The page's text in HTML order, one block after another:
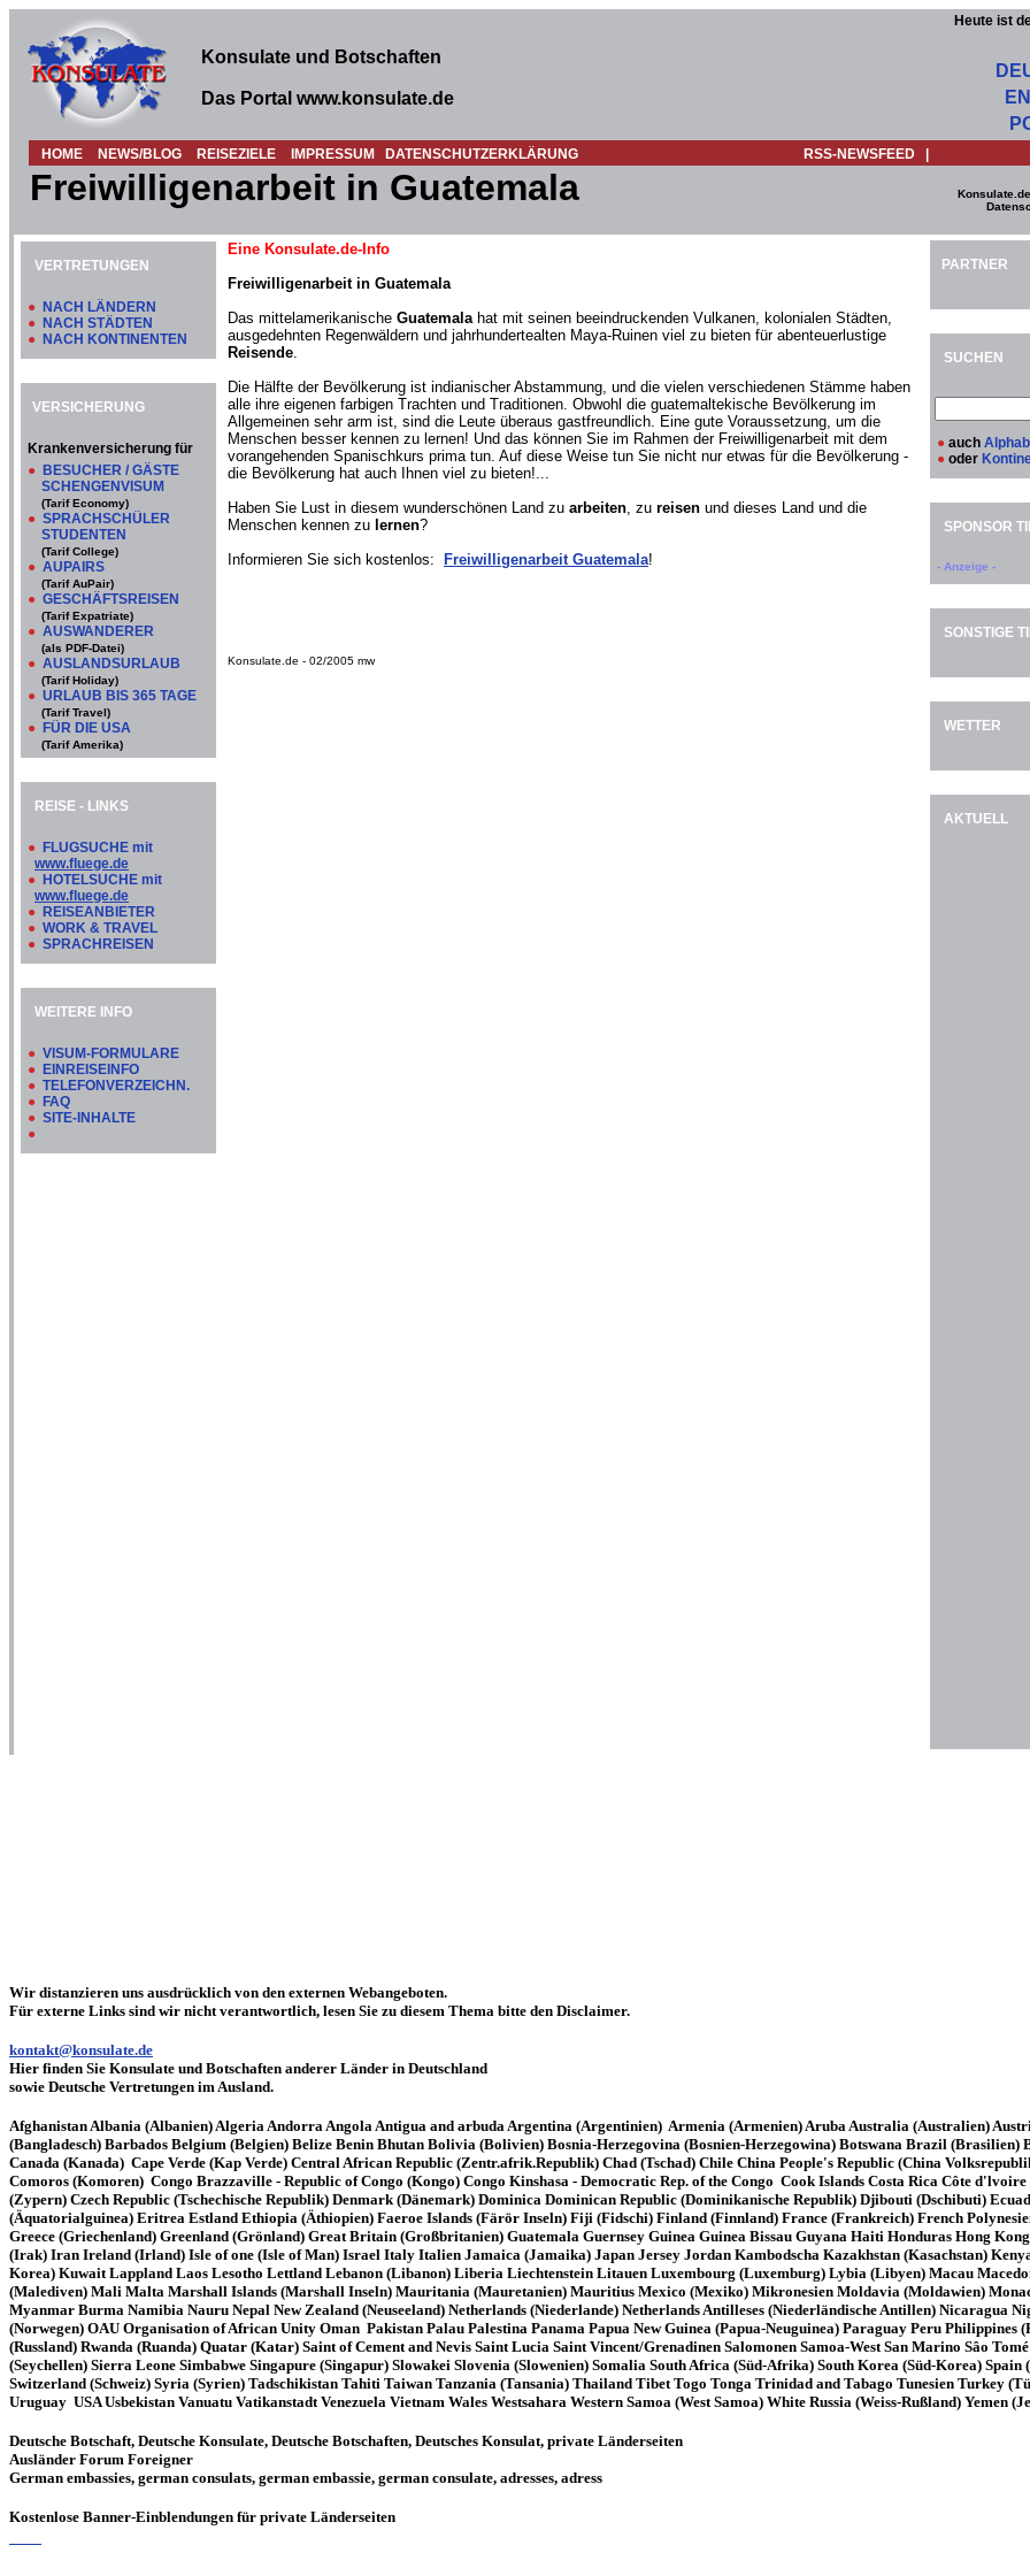
Konsulate und Botschaften
Das Portal www.konsulate.de
Heute ist
HOME NEWS/BLOG REISEZIELE IMPRESSUM DATENSCHUTZERKLÄRUNG RSS-NEWSFEED
Freiwilligenarbeit in Guatemala
VERTRETUNGEN
● NACH LÄNDERN
● NACH STÄDTEN
● NACH KONTINENTEN
VERSICHERUNG
Krankenversicherung für
● BESUCHER / GÄSTE
SCHENGENVISUM
(Tarif Economy)
● SPRACHSCHÜLER
STUDENTEN
(Tarif College)
● AUPAIRS
(Tarif AuPair)
● GESCHÄFTSREISEN
(Tarif Expatriate)
● AUSWANDERER
(als PDF-Datei)
● AUSLANDSURLAUB
(Tarif Holiday)
● URLAUB BIS 365 TAGE
(Tarif Travel)
● FÜR DIE USA
(Tarif Amerika)
REISE - LINKS
● FLUGSUCHE mit
www.fluege.de
● HOTELSUCHE mit
www.fluege.de
● REISEANBIETER
● WORK & TRAVEL
● SPRACHREISEN
WEITERE INFO
● VISUM-FORMULARE
● EINREISEINFO
● TELEFONVERZEICHN.
● FAQ
● SITE-INHALTE
●
Eine Konsulate.de-Info
Freiwilligenarbeit in Guatemala
Das mittelamerikanische Guatemalahat mit seinen beeindruckenden Vulkanen, kolonialen Städten,
ausgedehnten Regenwäldern und jahrhundertealten Maya-Ruinen viel zu bieten für abenteuerlustige
Reisende.
Die Hälfte der Bevölkerung ist indianischer Abstammung, und die vielen verschiedenen Stämme haben
alle ihre eigenen farbigen Trachten und Traditionen. Obwohl die guatemaltekische Bevölkerung im
Allgemeinen sehr arm ist, sind die Leute überaus gastfreundlich. Eine gute Voraussetzung, um die
Menschen besser kennen zu lernen! Und das können Sie im Rahmen der Freiwilligenarbeit mit dem
vorangehenden Spanischkurs prima tun. Auf diese Weise tun Sie nicht nur etwas für die Bevölkerung -
die Bevölkerung hat auch Ihnen viel zu bieten!...
Haben Sie Lust in diesem wunderschönen Land zu arbeiten, zu reisen und dieses Land und die
Menschen kennen zu lernen?
Informieren Sie sich kostenlos:
Freiwilligenarbeit Guatemala!
Konsulate.de - 02/2005 mw
PARTNER
SUCHEN
● auch
● oder
SPONSOR
- Anzeige -
SONSTIGE
WETTER
AKTUELL
Wir distanzieren uns ausdrücklich von den externen Webangeboten.
Für externe Links sind wir nicht verantwortlich, lesen Sie zu diesem Thema bitte den Disclaimer.
kontakt@konsulate.de
Hier finden Sie Konsulate und Botschaften anderer Länder in Deutschland
sowie Deutsche Vertretungen im Ausland.
Afghanistan Albania (Albanien) Algeria Andorra Angola Antigua and arbuda Argentina (Argentinien) Armenia (Armenien) Aruba Australia (Australien)
(Bangladesch) Barbados Belgium (Belgien) Belize Benin Bhutan Bolivia (Bolivien) Bosnia-Herzegovina (Bosnien-Herzegowina) Botswana Brazil
Canada (Kanada) Cape Verde (Kap Verde) Central African Republic (Zentr.afrik.Republik) Chad (Tschad) Chile China People's Republic (China
Comoros (Komoren) Congo Brazzaville - Republic of Congo (Kongo) Congo Kinshasa - Democratic Rep. of the Congo Cook Islands Costa Rica Côte
(Zypern) Czech Republic (Tschechische Republik) Denmark (Dänemark) Dominica Dominican Republic (Dominikanische Republik) Djibouti (Dschibuti)
(Äquatorialguinea) Eritrea Estland Ethiopia (Äthiopien) Faeroe Islands (Färör Inseln) Fiji (Fidschi) Finland (Finnland) France (Frankreich) French
Greece (Griechenland) Greenland (Grönland) Great Britain (Großbritanien) Guatemala Guernsey Guinea Guinea Bissau Guyana Haiti Honduras Hong
(Irak) Iran Ireland (Irland) Isle of one (Isle of Man) Israel Italy Italien Jamaica (Jamaika) Japan Jersey Jordan Kambodscha Kazakhstan (Kasachstan)
Korea) Kuwait Lappland Laos Lesotho Lettland Lebanon (Libanon) Liberia Liechtenstein Litauen Luxembourg (Luxemburg) Lybia (Libyen) Macau
(Malediven) Mali Malta Marshall Islands (Marshall Inseln) Mauritania (Mauretanien) Mauritius Mexico (Mexiko) Mikronesien Moldavia (Moldawien)
Myanmar Burma Namibia Nauru Nepal New Zealand (Neuseeland) Netherlands (Niederlande) Netherlands Antilleses (Niederländische Antillen)
(Norwegen) OAU Organisation of African Unity Oman Pakistan Palau Palestina Panama Papua New Guinea (Papua-Neuguinea) Paraguay Peru
(Russland) Rwanda (Ruanda) Quatar (Katar) Saint of Cement and Nevis Saint Lucia Saint Vincent/Grenadinen Salomonen Samoa-West San Marino Sâo
(Seychellen) Sierra Leone Simbabwe Singapure (Singapur) Slowakei Slovenia (Slowenien) Somalia South Africa (Süd-Afrika) South Korea (Süd-Korea) Spain
Switzerland (Schweiz) Syria (Syrien) Tadschikistan Tahiti Taiwan Tanzania (Tansania) Thailand Tibet Togo Tonga Trinidad and Tabago Tunesien Turkey
Uruguay USA Usbekistan Vanuatu Vatikanstadt Venezuela Vietnam Wales Westsahara Western Samoa (West Samoa) White Russia (Weiss-Rußland) Yemen
Deutsche Botschaft, Deutsche Konsulate, Deutsche Botschaften, Deutsches Konsulat, private Länderseiten
Ausländer Forum Foreigner
German embassies, german consulats, german embassie, german consulate, adresses, adress
Kostenlose Banner-Einblendungen für private Länderseiten